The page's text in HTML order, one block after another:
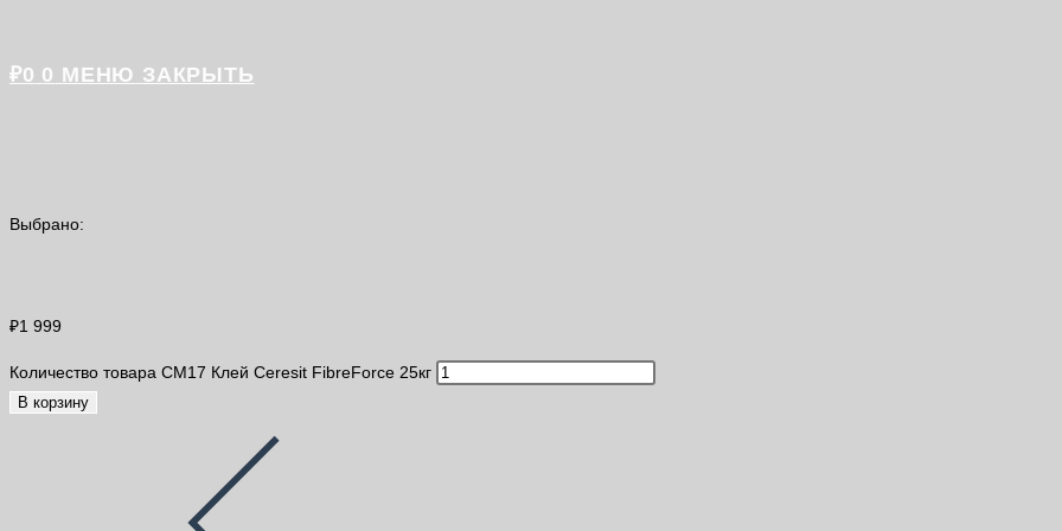
₽0 0 МЕНЮ ЗАКРЫТЬ
Выбрано:
₽1 999
Количество товара CM17 Клей Ceresit FibreForce 25кг
В корзину